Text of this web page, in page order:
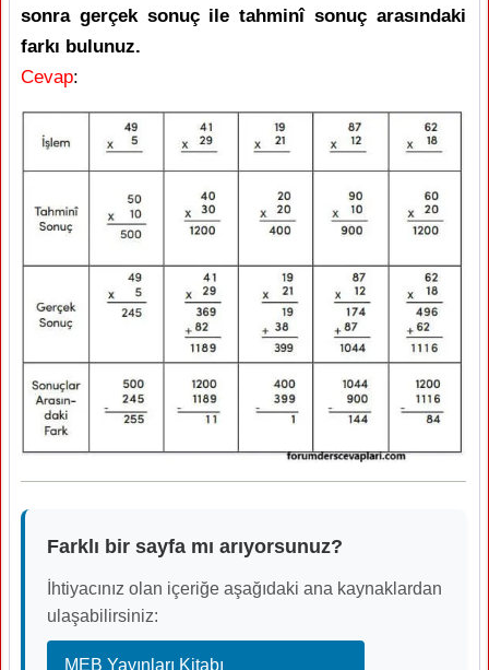
sonra gerçek sonuç ile tahminî sonuç arasındaki
farkı bulunuz.
Cevap:
Farklı bir sayfa mı arıyorsunuz?
İhtiyacınız olan içeriğe aşağıdaki ana kaynaklardan
ulaşabilirsiniz:
MEB Yayınları Kitabı